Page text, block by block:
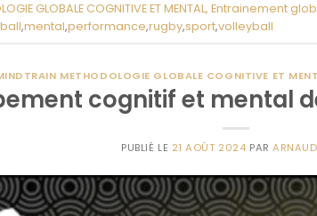
GLOBALE COGNITIVE ET MENTAL, Entrainement
,mental,performance,rugby,sport,volleyball
METHODOLOGIE GLOBALE COGNITIVE ET
cognitif et mental
PUBLIÉ LE 21 AOÛT 2024 PAR